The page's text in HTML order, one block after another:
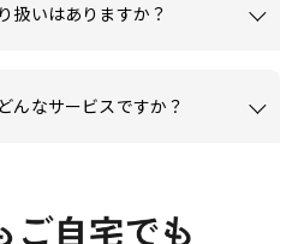
扱いはありますか？
んなサービスですか？